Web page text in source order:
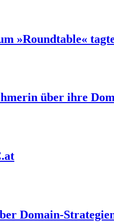
»Roundtable«
über ihre
Domain-